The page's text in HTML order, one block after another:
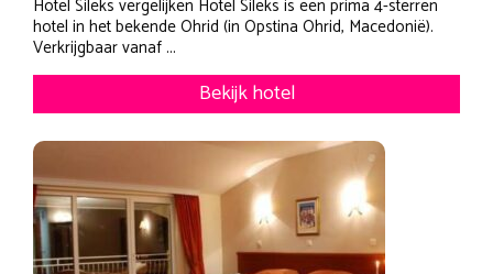
Hotel Sileks vergelijken Hotel Sileks is een prima 4-sterren
hotel in het bekende Ohrid (in Opstina Ohrid, Macedonië).
Verkrijgbaar vanaf ...
Bekijk hotel